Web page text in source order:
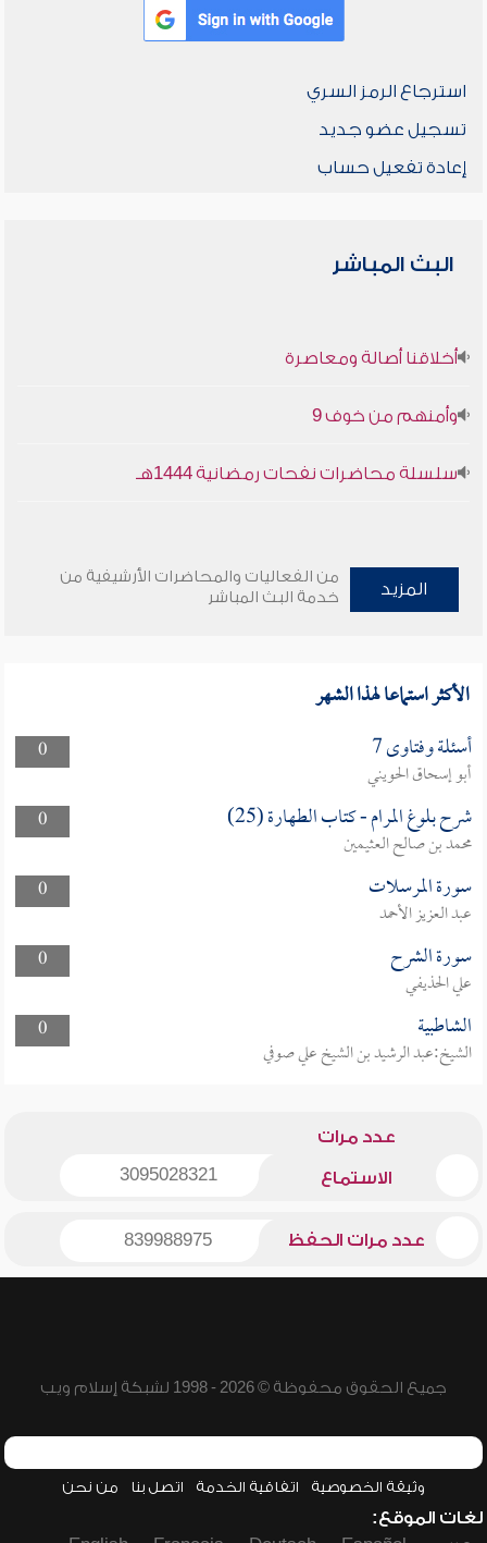
استرجاع الرمز السري
تسجيل عضو جديد
إعادة تفعيل حساب
البث المباشر
أخلاقنا أصالة ومعاصرة
وأمنهم من خوف 9
سلسلة محاضرات نفحات رمضانية 1444هـ
المزيد
من الفعاليات والمحاضرات الأرشيفية من
خدمة البث المباشر
الأكثر استماعا لهذا الشهر
0 أسئلة وفتاوى 7
أبو إسحاق الحويني
0
شرح بلوغ المرام - كتاب الطهارة (25)
محمد بن صالح العثيمين
0
سورة المرسلات
عبد العزيز الأحمد
0
سورة الشرح
علي الحذيفي
0
الشاطبية
الشيخ:عبد الرشيد بن الشيخ علي صوفي
عدد مرات
الاستماع 3095028321
عدد مرات الحفظ 839988975
جميع الحقوق محفوظة © 2026 - 1998 لشبكة إسلام ويب
وثيقة الخصوصية اتفاقية الخدمة اتصل بنا من نحن
لغات الموقع: